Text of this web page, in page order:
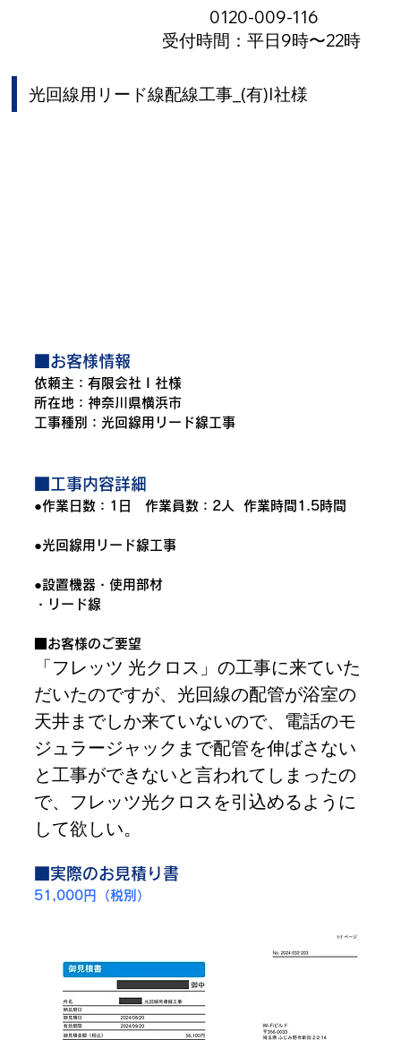
0120-009-116
受付時間：平日9時〜22時
光回線用リード線配線工事_(有)I社様
■お客様情報
依頼主：有限会社 I 社様
所在地： 神奈川県横浜市
工事種別：光回線用リード線工事
■工事内容詳細
●作業日数：1日　作業員数：2人  作業時間1.5時間
●光回線用リード線工事
●設置機器・使用部材
・リード線
■お客様のご要望
「フレッツ 光クロス」の工事に来ていた
だいたのですが、光回線の配管が浴室の
天井までしか来ていないので、電話のモ
ジュラージャックまで配管を伸ばさない
と工事ができないと言われてしまったの
で、フレッツ光クロスを引込めるように
して欲しい。
■実際のお見積り書
51,000円（税別）